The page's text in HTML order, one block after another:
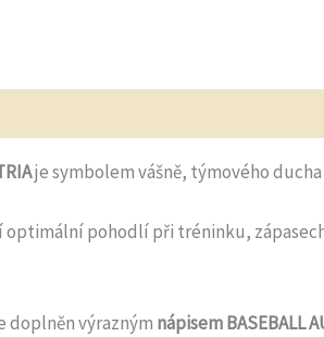
je symbolem vášně, týmového
optimální pohodlí při tréninku,
doplněn výrazným nápisem BASEBALL